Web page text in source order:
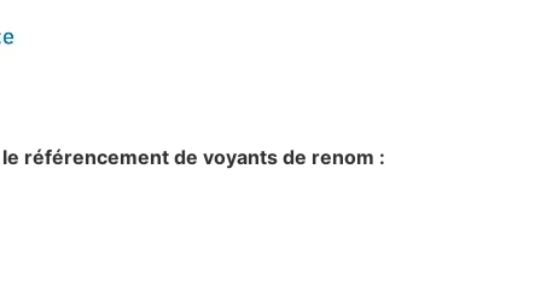
référencement de voyants de renom :